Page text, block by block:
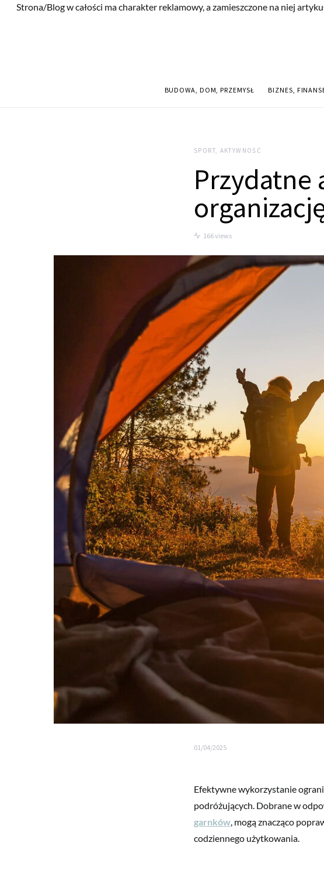
Strona/Blog w całości ma charakter reklamowy, a zamieszczone na niej
BUDOWA, DOM, PRZEMYSŁ BIZNES,
SPORT, AKTYWNOŚĆ
Przydatne
166 views
01/04/2025
Efektywne wykorzystanie
podróżujących. Dobrane w
garnków, mogą znacząco
codziennego użytkowania.